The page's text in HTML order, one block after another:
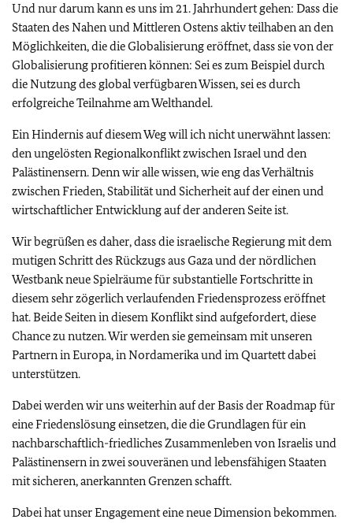
Und nur darum kann es uns im 21. Jahrhundert gehen: Dass die
Staaten des Nahen und Mittleren Ostens aktiv teilhaben an den
Möglichkeiten, die die Globalisierung eröffnet, dass sie von der
Globalisierung profitieren können: Sei es zum Beispiel durch
die Nutzung des global verfügbaren Wissen, sei es durch
erfolgreiche Teilnahme am Welthandel.
Ein Hindernis auf diesem Weg will ich nicht unerwähnt lassen:
den ungelösten Regionalkonflikt zwischen Israel und den
Palästinensern. Denn wir alle wissen, wie eng das Verhältnis
zwischen Frieden, Stabilität und Sicherheit auf der einen und
wirtschaftlicher Entwicklung auf der anderen Seite ist.
Wir begrüßen es daher, dass die israelische Regierung mit dem
mutigen Schritt des Rückzugs aus Gaza und der nördlichen
Westbank neue Spielräume für substantielle Fortschritte in
diesem sehr zögerlich verlaufenden Friedensprozess eröffnet
hat. Beide Seiten in diesem Konflikt sind aufgefordert, diese
Chance zu nutzen. Wir werden sie gemeinsam mit unseren
Partnern in Europa, in Nordamerika und im Quartett dabei
unterstützen.
Dabei werden wir uns weiterhin auf der Basis der Roadmap für
eine Friedenslösung einsetzen, die die Grundlagen für ein
nachbarschaftlich-friedliches Zusammenleben von Israelis und
Palästinensern in zwei souveränen und lebensfähigen Staaten
mit sicheren, anerkannten Grenzen schafft.
Dabei hat unser Engagement eine neue Dimension bekommen.